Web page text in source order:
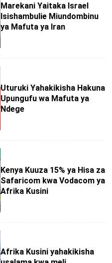
Marekani Yaitaka Israel
Isishambulie Miundombinu
ya Mafuta ya Iran
Uturuki Yahakikisha Hakuna
Upungufu wa Mafuta ya
Ndege
Kenya Kuuza 15% ya Hisa za
Safaricom kwa Vodacom ya
Afrika Kusini
Afrika Kusini yahakikisha